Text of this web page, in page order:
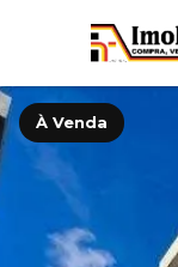
À Venda